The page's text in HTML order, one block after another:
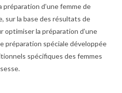
d’une femme de
sur la base des résultats de
la préparation d’une
préparation spéciale développée
spécifiques des femmes